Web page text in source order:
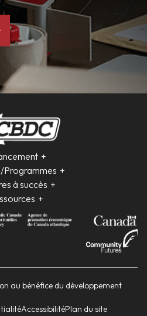
Programmes
à succès
au bénéfice du développement
AccessibilitéPlan du site